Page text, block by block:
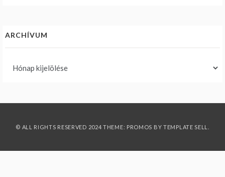
ARCHÍVUM
© ALL RIGHTS RESERVED 2024 THEME: PROMOS BY TEMPLATE SELL